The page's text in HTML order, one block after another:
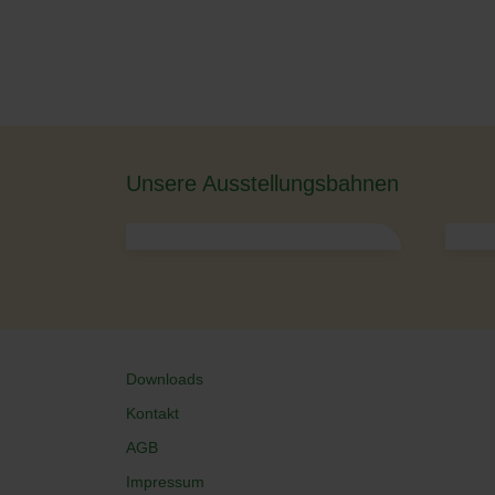
Unsere Ausstellungsbahnen
Downloads
Kontakt
AGB
Impressum